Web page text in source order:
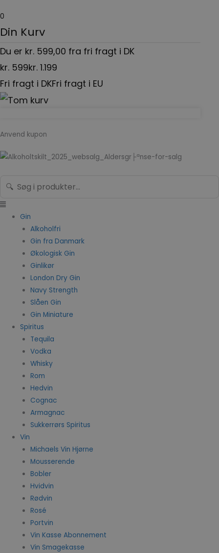
0
Din Kurv
Du er kr. 599,00 fra fri fragt i DK
kr. 599kr. 1.199
Fri fragt i DKFri fragt i EU
Anvend kupon
Gå
til
🔍
Menu
Gin
Alkoholfri
Gin fra Danmark
Økologisk Gin
Ginlikør
London Dry Gin
Navy Strength
Slåen Gin
Gin Miniature
Spiritus
Tequila
Vodka
Whisky
Rom
Hedvin
Cognac
Armagnac
Sukkerrørs Spiritus
Vin
Michaels Vin Hjørne
Mousserende
Bobler
Hvidvin
Rødvin
Rosé
Portvin
Vin Kasse Abonnement
Vin Smagekasse
Search...